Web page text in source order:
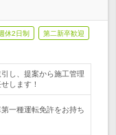
休2日制 第二新卒歓迎
し、提案から施工管理
します！
一種運転免許をお持ち